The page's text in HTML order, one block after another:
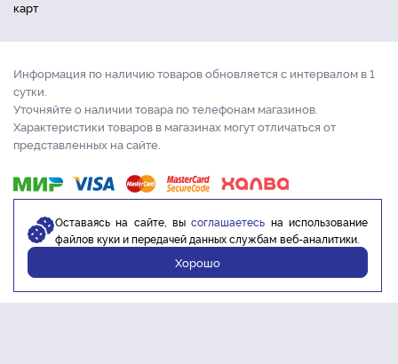
карт
Информация по наличию товаров обновляется с интервалом в 1
сутки.
Уточняйте о наличии товара по телефонам магазинов.
Характеристики товаров в магазинах могут отличаться от
представленных на сайте.
© 2017 - 2026 ООО «Торгсити» 1000 для удобной жизни. ИНН: 4205352145
Оставаясь на сайте, высоглашаетесь на использование
файлов куки и передачей данных службам веб-аналитики.
Хорошо